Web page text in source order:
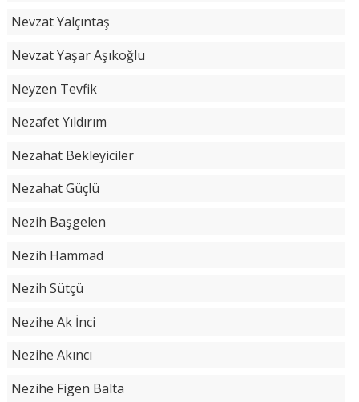
Nevzat Yalçıntaş
Nevzat Yaşar Aşıkoğlu
Neyzen Tevfik
Nezafet Yıldırım
Nezahat Bekleyiciler
Nezahat Güçlü
Nezih Başgelen
Nezih Hammad
Nezih Sütçü
Nezihe Ak İnci
Nezihe Akıncı
Nezihe Figen Balta